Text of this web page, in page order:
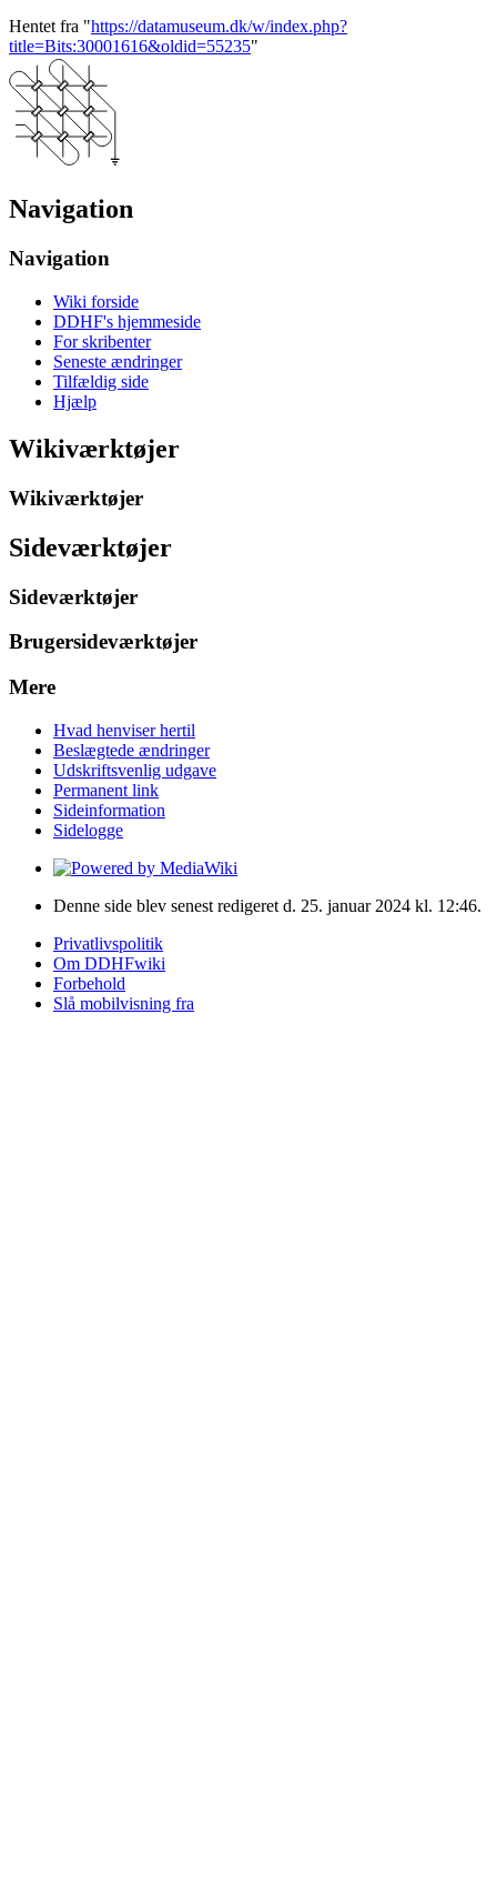
Hentet fra "https://datamuseum.dk/w/index.php?
title=Bits:30001616&oldid=55235"
Navigation
Navigation
Wiki forside
DDHF's hjemmeside
For skribenter
Seneste ændringer
Tilfældig side
Hjælp
Wikiværktøjer
Wikiværktøjer
Sideværktøjer
Sideværktøjer
Brugersideværktøjer
Mere
Hvad henviser hertil
Beslægtede ændringer
Udskriftsvenlig udgave
Permanent link
Sideinformation
Sidelogge
Denne side blev senest redigeret d. 25. januar 2024 kl. 12:46.
Privatlivspolitik
Om DDHFwiki
Forbehold
Slå mobilvisning fra